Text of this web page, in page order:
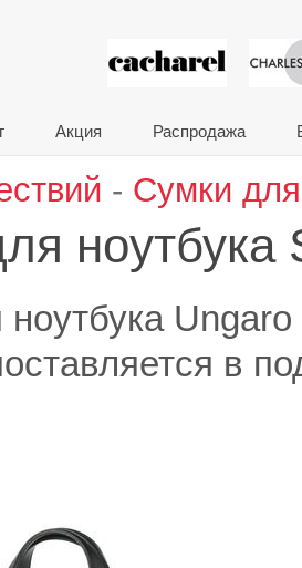
VIP
Акция Распродажа
- Сумки
ноутбука
в